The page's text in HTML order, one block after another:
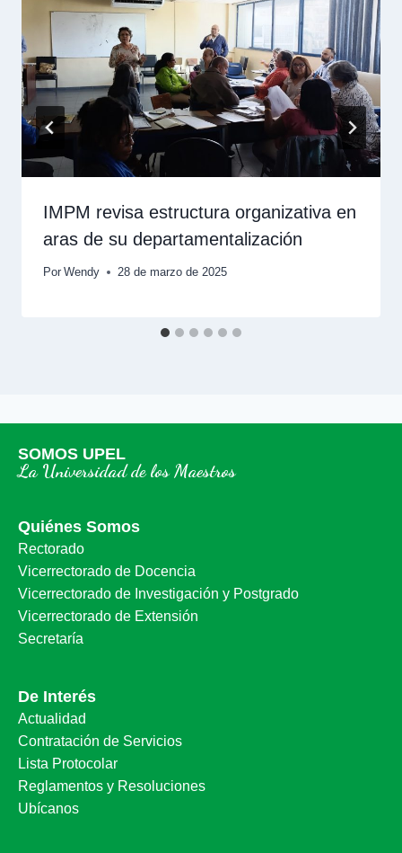
IMPM revisa estructura organizativa en
aras de su departamentalización
Por Wendy 28 de marzo de 2025
SOMOS UPEL
La Universidad de los Maestros
Quiénes Somos
Rectorado
Vicerrectorado de Docencia
Vicerrectorado de Investigación y Postgrado
Vicerrectorado de Extensión
Secretaría
De Interés
Actualidad
Contratación de Servicios
Lista Protocolar
Reglamentos y Resoluciones
Ubícanos